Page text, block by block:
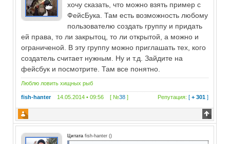
хочу сказать, что можно взять пример с
ФейсБука. Там есть возможность любому
пользователю создать группу и придать
ей права, то ли закрытоц, то ли открытой, а можно и
ограниченой. В эту группу можно приглашать тех, кого
создатель считает нужным. Ну и т.д. Зайдите на
фейсбук и посмотрите. Там все понятно.
Люблю ловить хищных рыб
fish-hanter14.05.2014 • 09:56 [ №38 ] Репутация: [+ 301 ]
Цитата fish-hanter ()